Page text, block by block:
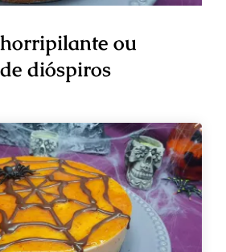
horripilante ou
dióspiros